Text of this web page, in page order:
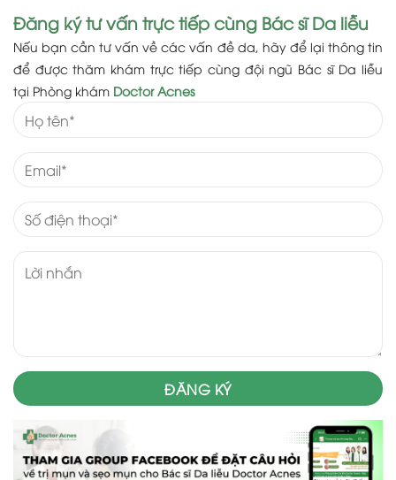
Đăng ký tư vấn trực tiếp cùng Bác sĩ Da liễu
Nếu bạn cần tư vấn về các vấn đề da, hãy để lại thông tin
để được thăm khám trực tiếp cùng đội ngũ Bác sĩ Da liễu
tại Phòng khám Doctor Acnes